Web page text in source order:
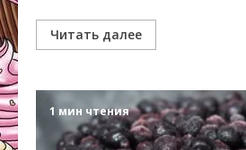
Читать далее
1 мин чтения